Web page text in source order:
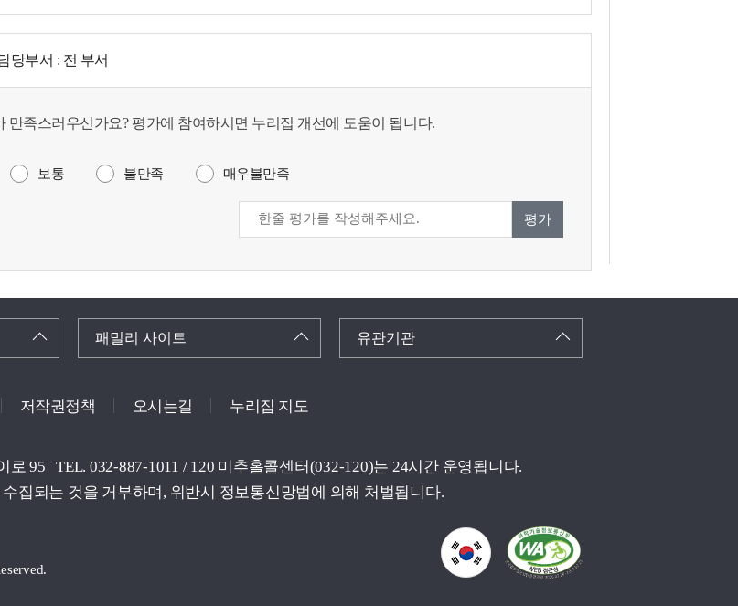
당부서 : 전 부서
만족스러우신가요? 평가에 참여하시면 누리집 개선에 도움이 됩니다.
보통 불만족 매우불만족
평가
패밀리 사이트 유관기관
저작권정책 오시는길 누리집 지도
로 95
TEL. 032-887-1011 / 120 미추홀콜센터(032-120)는 24시간 운영됩니다.
집되는 것을 거부하며, 위반시 정보통신망법에 의해 처벌됩니다.
국가상징이란?